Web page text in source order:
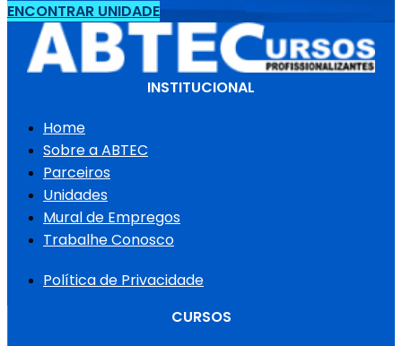
ENCONTRAR UNIDADE
INSTITUCIONAL
Home
Sobre a ABTEC
Parceiros
Unidades
Mural de Empregos
Trabalhe Conosco
Política de Privacidade
CURSOS